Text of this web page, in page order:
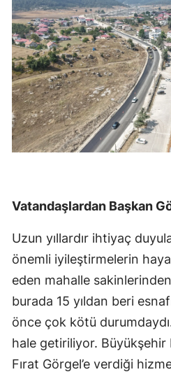
Vatandaşlardan Başkan
Uzun yıllardır ihtiyaç
önemli iyileştirmelerin
eden mahalle sakinlerinden
burada 15 yıldan beri
önce çok kötü
hale getiriliyor. Büyükşehir
Fırat Görgel’e verdiği